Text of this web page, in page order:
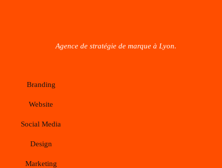
Agence de stratégie de marque à Lyon.
Branding
Website
Social Media
Design
Marketing